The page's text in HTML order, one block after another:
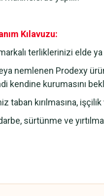
Kılavuzu:
terliklerinizi elde
nemlenen Prodexy
kendine kurumasını
taban kırılmasına,
sürtünme ve